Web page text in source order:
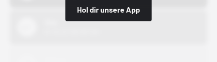
Hol dir unsere App